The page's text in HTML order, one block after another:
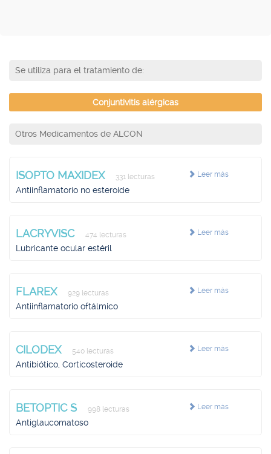
Se utiliza para el tratamiento de:
Conjuntivitis alérgicas
Otros Medicamentos de ALCON
Leer más
ISOPTO MAXIDEX 331 lecturas
Antiinflamatorio no esteroide
Leer más
LACRYVISC 474 lecturas
Lubricante ocular estéril
Leer más
FLAREX 929 lecturas
Antiinflamatorio oftálmico
Leer más
CILODEX 540 lecturas
Antibiótico, Corticosteroide
Leer más
BETOPTIC S 998 lecturas
Antiglaucomatoso